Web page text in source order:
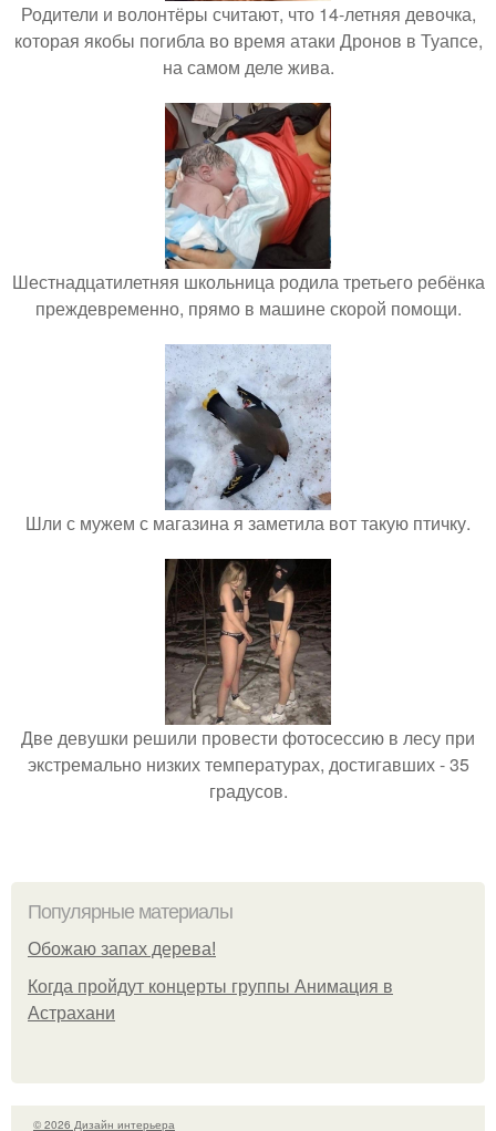
Родители и волонтёры считают, что 14-летняя девочка,
которая якобы погибла во время атаки Дронов в Туапсе,
на самом деле жива.
Шестнадцатилетняя школьница родила третьего ребёнка
преждевременно, прямо в машине скорой помощи.
Шли с мужем с магазина я заметила вот такую птичку.
Две девушки решили провести фотосессию в лесу при
экстремально низких температурах, достигавших - 35
градусов.
Популярные материалы
Обожaю зaпах деpева!
Когда пройдут концерты группы Анимация в
Астрахани
© 2026 Дизайн интерьера